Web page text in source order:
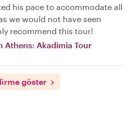
his pace to accommodate all
we would not have seen
recommend this tour!
Athens: Akadimia Tour
göster